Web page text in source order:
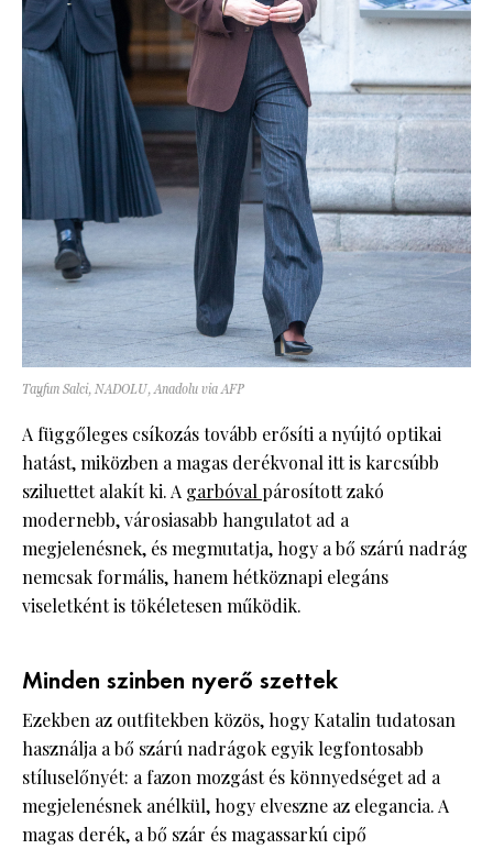
Tayfun Salci, NADOLU, Anadolu via AFP
A függőleges csíkozás tovább erősíti a nyújtó optikai
hatást, miközben a magas derékvonal itt is karcsúbb
sziluettet alakít ki. A garbóval párosított zakó
modernebb, városiasabb hangulatot ad a
megjelenésnek, és megmutatja, hogy a bő szárú nadrág
nemcsak formális, hanem hétköznapi elegáns
viseletként is tökéletesen működik.
Minden szinben nyerő szettek
Ezekben az outfitekben közös, hogy Katalin tudatosan
használja a bő szárú nadrágok egyik legfontosabb
stíluselőnyét: a fazon mozgást és könnyedséget ad a
megjelenésnek anélkül, hogy elveszne az elegancia. A
magas derék, a bő szár és magassarkú cipő